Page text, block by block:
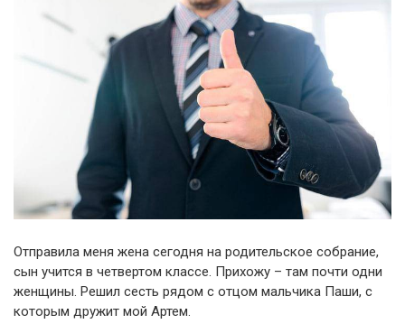
Отправила меня жена сегодня на родительское собрание,
сын учится в четвертом классе. Прихожу – там почти одни
женщины. Решил сесть рядом с отцом мальчика Паши, с
которым дружит мой Артем.